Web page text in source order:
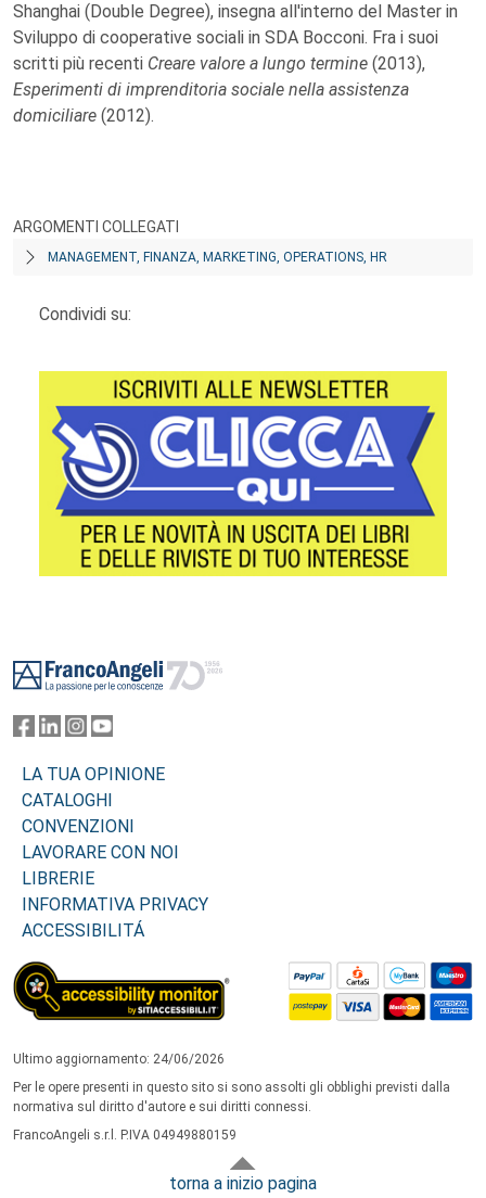
Shanghai (Double Degree), insegna all'interno del Master in
Sviluppo di cooperative sociali in SDA Bocconi. Fra i suoi
scritti più recenti Creare valore a lungo termine (2013),
Esperimenti di imprenditoria sociale nella assistenza
domiciliare (2012).
ARGOMENTI COLLEGATI
MANAGEMENT, FINANZA, MARKETING, OPERATIONS, HR
Condividi su:
LA TUA OPINIONE
CATALOGHI
CONVENZIONI
LAVORARE CON NOI
LIBRERIE
INFORMATIVA PRIVACY
ACCESSIBILITÁ
Ultimo aggiornamento: 24/06/2026
Per le opere presenti in questo sito si sono assolti gli obblighi previsti dalla
normativa sul diritto d'autore e sui diritti connessi.
FrancoAngeli s.r.l. P.IVA 04949880159
torna a inizio pagina